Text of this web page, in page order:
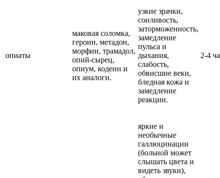
опиаты
маковая соломка,
героин, метадон,
морфин, трамадол,
опий-сырец,
опиум, кодеин и
их аналоги.
узкие зрачки,
сонливость,
заторможенность,
замедление
пульса и
дыхания,
слабость,
обвисшие веки,
бледная кожа и
замедление
реакции.
2-4
яркие и
необычные
галлюцинации
(больной может
слышать цвета и
видеть звуки),